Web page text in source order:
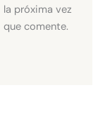
la próxima vez
que comente.